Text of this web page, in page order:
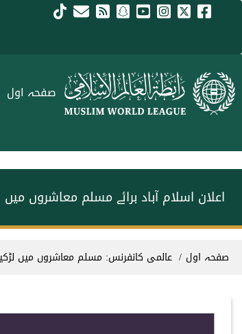
Skip to main content
menu urdu صفحہ اول
اعلان اسلام آباد برائے مسلم معاشروں
Breadcrumb
صفحہ اول عالمی کانفرنس: مسلم معاشروں میں